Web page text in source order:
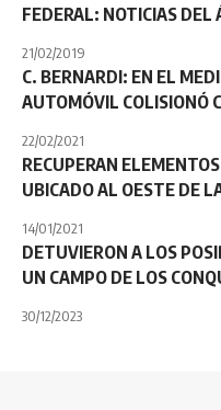
FEDERAL: NOTICIAS DEL
21/02/2019
C. BERNARDI: EN EL
AUTOMÓVIL COLISIONÓ
22/02/2021
RECUPERAN
UBICADO AL OESTE DE
14/01/2021
DETUVIERON A LOS
UN CAMPO DE LOS
30/12/2023